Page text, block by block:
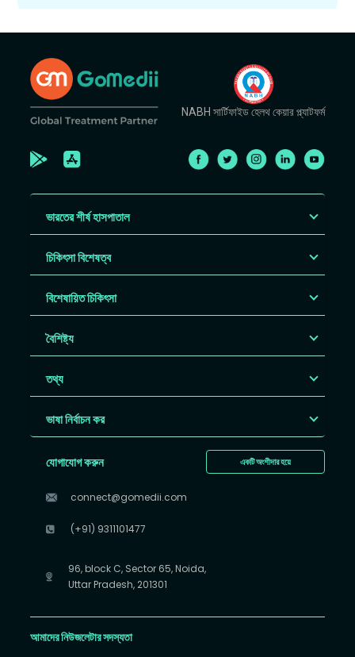
NABH সার্টিফাইড হেলথ কেয়ার প্ল্যাটফর্ম
ভারতের শীর্ষ হাসপাতাল
চিকিৎসা বিশেষত্ব
বিশেষায়িত চিকিৎসা
বৈশিষ্ট্য
তথ্য
ভাষা নির্বাচন কর
একটি অংশীদার হয়ে
যোগাযোগ করুন
connect@gomedii.com
(+91) 9311101477
96, block C, Sector 65, Noida,
Uttar Pradesh, 201301
আমাদের নিউজলেটার সদস্যতা